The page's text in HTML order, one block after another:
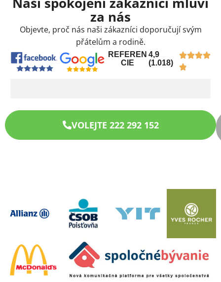
za nás
Objevte, proč nás naši zákazníci doporučují svým
přátelům a rodině.
REFEREN
CIE
4,9
(1.018)
VOLEJTE 222 292 152